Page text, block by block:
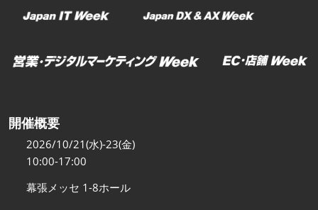
開催概要
2026/10/21(水)-23(金)
10:00-17:00
幕張メッセ 1-8ホール